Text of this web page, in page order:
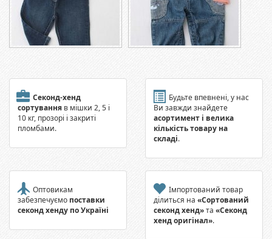
Секонд-хенд
сортування в мішки 2, 5 і
10 кг, прозорі і закриті
пломбами.
Будьте впевнені, у нас
Ви завжди знайдете
асортимент і велика
кількість товару на
складі.
Оптовикам
забезпечуємо поставки
секонд хенду по Україні
Імпортований товар
ділиться на «Сортований
секонд хенд»та «Секонд
хенд оригінал».